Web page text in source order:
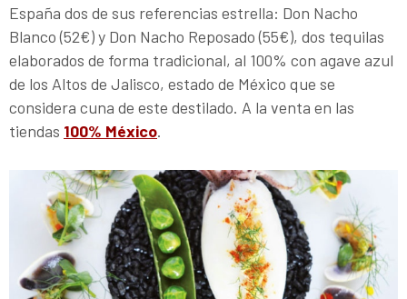
España dos de sus referencias estrella: Don Nacho
Blanco (52€) y Don Nacho Reposado (55€), dos tequilas
elaborados de forma tradicional, al 100% con agave azul
de los Altos de Jalisco, estado de México que se
considera cuna de este destilado. A la venta en las
tiendas 100% México.